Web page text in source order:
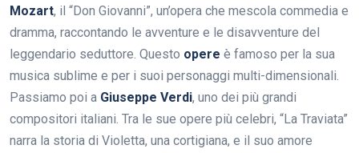
Mozart, il “Don Giovanni”, un’opera che mescola commedia e
dramma, raccontando le avventure e le disavventure del
leggendario seduttore. Questo opere è famoso per la sua
musica sublime e per i suoi personaggi multi-dimensionali.
Passiamo poi a Giuseppe Verdi, uno dei più grandi
compositori italiani. Tra le sue opere più celebri, “La Traviata”
narra la storia di Violetta, una cortigiana, e il suo amore